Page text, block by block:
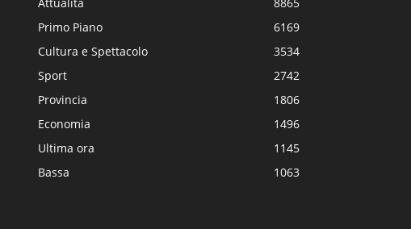
Primo Piano
6169
Cultura e Spettacolo
3534
Sport
2742
Provincia
1806
Economia
1496
Ultima ora
1145
Bassa
1063